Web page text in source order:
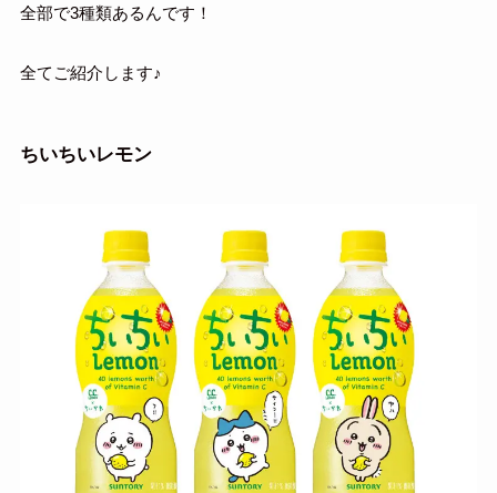
全部で3種類あるんです！
全てご紹介します♪
ちいちいレモン